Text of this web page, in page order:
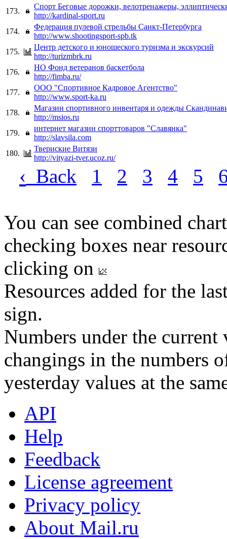
173.
Спорт Беговые дорожки, велотренажеры,
http://kardinal-sport.ru
174.
Федерация пулевой стрельбы Санкт-Петербурга
http://www.shootingsport-spb.tk
175.
Центр детского и юношеского туризма и экскурсий
http://turizmbrk.ru
176.
НО Фонд ветеранов баскетбола
http://fimba.ru/
177.
ООО "Спортивное Кадровое Агентство"
http://www.sport-ka.ru
178.
Магазин спортивного инвентаря и одежды
http://msios.ru
179.
интернет магазин спорттоваров "Славянка"
http://slavsila.com
180.
Твериские Витязи
http://vityazi-tver.ucoz.ru/
‹ Back 1 2 3 4 5
You can see combined
checking boxes near
clicking on
Resources added for the
sign.
Numbers under the
changings in the numbers
yesterday values at the
API
Help
Feedback
License agreement
Privacy policy
About Mail.ru